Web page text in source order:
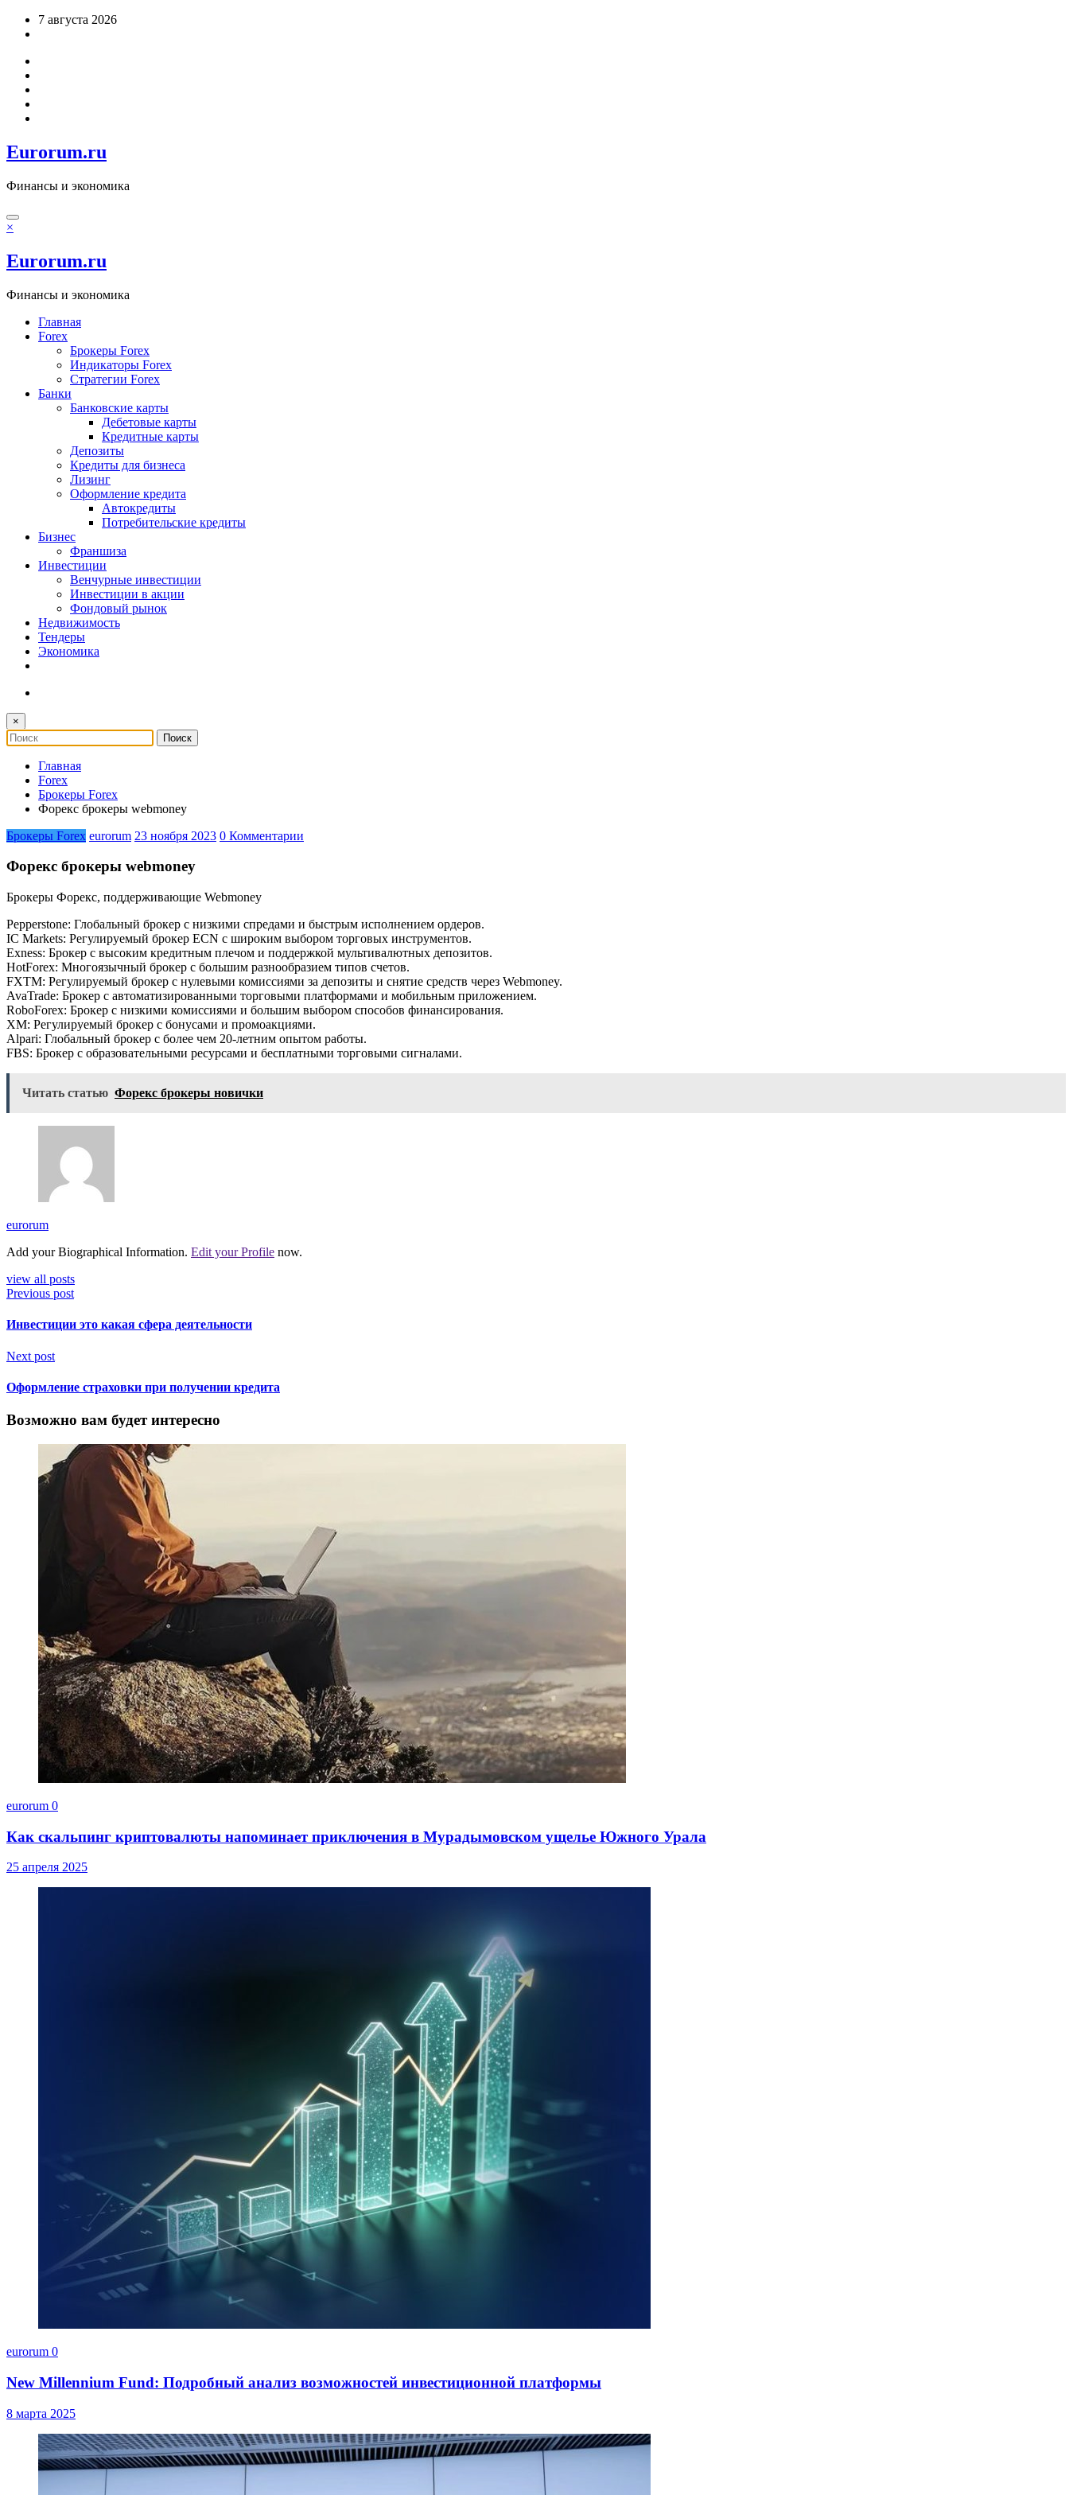
Перейти7 августа 2026
Eurorum.ru
Финансы и экономика
×
Eurorum.ru
Финансы и экономика
Главная
Forex
Брокеры Forex
Индикаторы Forex
Стратегии Forex
Банки
Банковские карты
Дебетовые карты
Кредитные карты
Депозиты
Кредиты для бизнеса
Лизинг
Оформление кредита
Автокредиты
Потребительские кредиты
Бизнес
Франшиза
Инвестиции
Венчурные инвестиции
Инвестиции в акции
Фондовый рынок
Недвижимость
Тендеры
Экономика
×
Главная
Forex
Брокеры Forex
Форекс брокеры webmoney
Брокеры Forex eurorum 23 ноября 2023 0 Комментарии
Форекс брокеры webmoney
Брокеры Форекс, поддерживающие Webmoney
Pepperstone: Глобальный брокер с низкими спредами и быстрым исполнением ордеров.
IC Markets: Регулируемый брокер ECN с широким выбором торговых инструментов.
Exness: Брокер с высоким кредитным плечом и поддержкой мультивалютных депозитов.
HotForex: Многоязычный брокер с большим разнообразием типов счетов.
FXTM: Регулируемый брокер с нулевыми комиссиями за депозиты и снятие средств через Webmoney.
AvaTrade: Брокер с автоматизированными торговыми платформами и мобильным приложением.
RoboForex: Брокер с низкими комиссиями и большим выбором способов финансирования.
XM: Регулируемый брокер с бонусами и промоакциями.
Alpari: Глобальный брокер с более чем 20-летним опытом работы.
FBS: Брокер с образовательными ресурсами и бесплатными торговыми сигналами.
Читать статью Форекс брокеры новички
eurorum
Add your Biographical Information. Edit your Profile now.
view all posts
Previous post
Инвестиции это какая сфера деятельности
Next post
Оформление страховки при получении кредита
Возможно вам будет интересно
eurorum 0
Как скальпинг криптовалюты напоминает приключения в Мурадымовском ущелье Южного Урала
25 апреля 2025
eurorum 0
New Millennium Fund: Подробный анализ возможностей инвестиционной платформы
8 марта 2025